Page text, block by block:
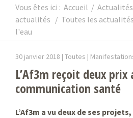
Vous êtes ici : Accueil / Actualités
actualités / Toutes les
l'eau
30 janvier 2018 | Toutes |
L’Af3m reçoit deux
communication santé
L’Af3m a vu deux de ses